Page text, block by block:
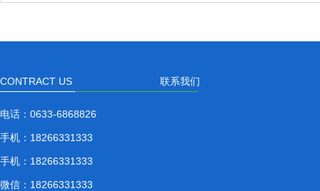
联系我们
CONTRACT US
电话： 0633-6868826
手机： 18266331333
手机： 18266331333
微信： 18266331333